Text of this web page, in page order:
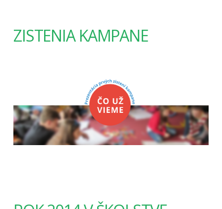
ZISTENIA KAMPANE